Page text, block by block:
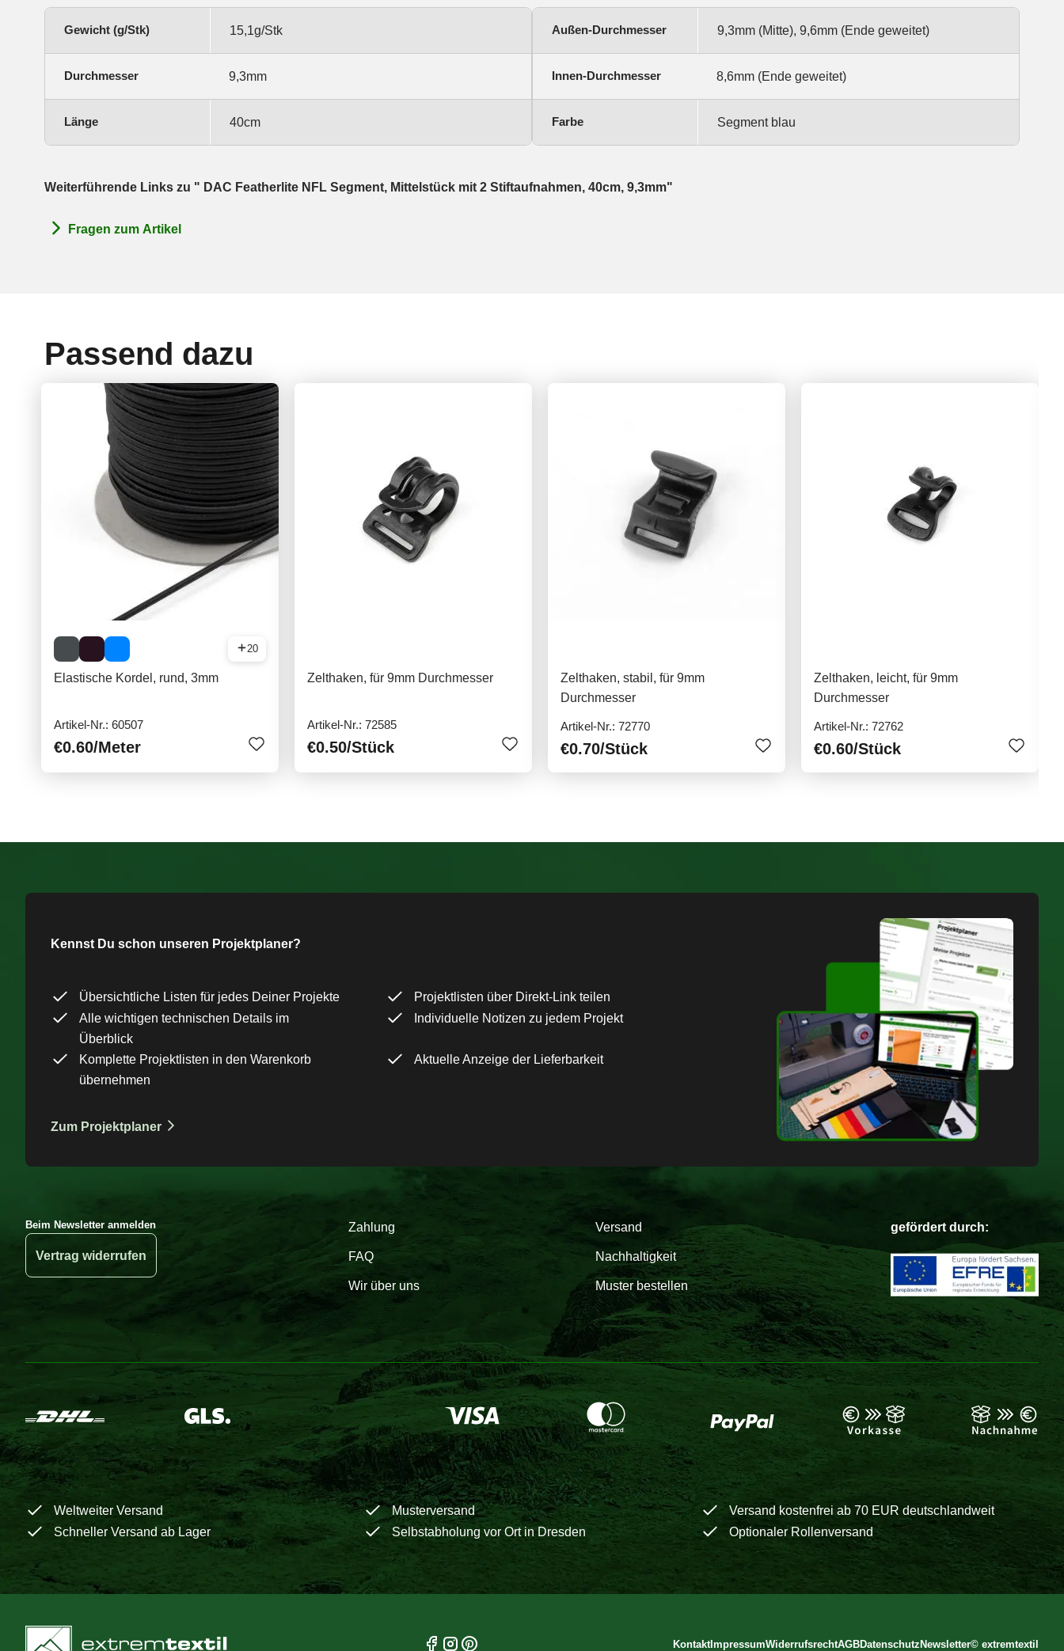
Gewicht (g/Stk) 15,1g/Stk
Durchmesser 9,3mm
Länge 40cm
Außen-Durchmesser 9,3mm (Mitte), 9,6mm (Ende geweitet)
Innen-Durchmesser 8,6mm (Ende geweitet)
Farbe Segment blau
Weiterführende Links zu " DAC Featherlite NFL Segment, Mittelstück mit 2 Stiftaufnahmen, 40cm, 9,3mm"
Fragen zum Artikel
Passend dazu
20
Elastische Kordel, rund, 3mm
Artikel-Nr.: 60507
€0.60/Meter
Zelthaken, für 9mm Durchmesser
Artikel-Nr.: 72585
€0.50/Stück
Zelthaken, stabil, für 9mm
Durchmesser
Artikel-Nr.: 72770
€0.70/Stück
Zelthaken, leicht, für 9mm
Durchmesser
Artikel-Nr.: 72762
€0.60/Stück
Kennst Du schon unseren Projektplaner?
Übersichtliche Listen für jedes Deiner Projekte
Projektlisten über Direkt-Link teilen
Alle wichtigen technischen Details im
Überblick
Individuelle Notizen zu jedem Projekt
Komplette Projektlisten in den Warenkorb
übernehmen
Aktuelle Anzeige der Lieferbarkeit
Zum Projektplaner
Beim Newsletter anmelden
Vertrag widerrufen
Zahlung Versand
FAQ Nachhaltigkeit
Wir über uns Muster bestellen
gefördert durch:
Weltweiter Versand Musterversand
Versand kostenfrei ab 70 EUR deutschlandweit
Schneller Versand ab Lager
Selbstabholung vor Ort in Dresden Optionaler Rollenversand
KontaktImpressumWiderrufsrechtAGBDatenschutz Newsletter© extremtextil